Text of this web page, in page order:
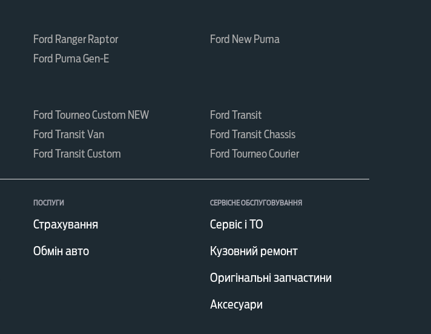
Ford Ranger Raptor
Ford New Puma
Ford Puma Gen-E
Ford Tourneo Custom NEW
Ford Transit
Ford Transit Van
Ford Transit Chassis
Ford Transit Custom Ford Tourneo Courier
ПОСЛУГИ
Страхування
Обмін авто
СЕРВІСНЕ ОБСЛУГОВУВАННЯ
Сервіс і ТО
Кузовний ремонт
Оригінальні запчастини
Аксесуари